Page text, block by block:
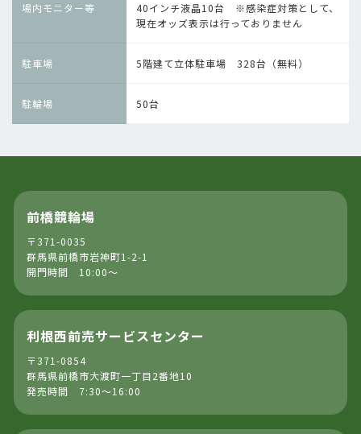
場内モニター等 40インチ液晶10台
※感染症対策として、
現在オッズ表示は行っておりません
駐車場 5階建て立体駐車場 328台（無料）
駐輪場 50台
前橋競輪場
〒371-0035
群馬県前橋市岩神町1-2-1
開門時間 10:00～
利根西前売サービスセンター
〒371-0854
群馬県前橋市大渡町一丁目2番地10
発売時間 7:30～16:00